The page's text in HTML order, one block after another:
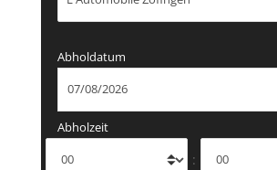
Abholdatum
Abholzeit
: